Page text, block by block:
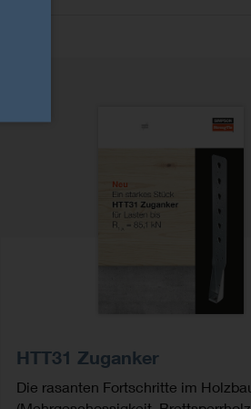
HTT31 Zuganker
Die rasanten Fortschritte im